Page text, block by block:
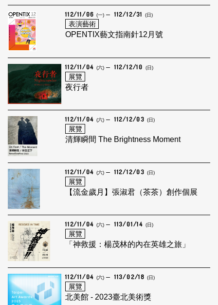
112/11/06 (一) 112/12/31 (日)
表演藝術
OPENTIX藝文指南針12月號
112/11/04 (六) 112/12/10 (日)
展覽
夜行者
112/11/04 (六) 112/12/03 (日)
展覽
清輝瞬間 The Brightness Moment
112/11/04 (六) 112/12/03 (日)
展覽
【流金歲月】張淑君（茶茶）創作個展
112/11/04 (六) 113/01/14 (日)
展覽
「神救援：楊茂林的內在英雄之旅」
112/11/04 (六) 113/02/18 (日)
展覽
北美館 - 2023臺北美術獎